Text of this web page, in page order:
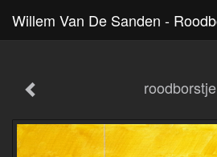
roodborstje